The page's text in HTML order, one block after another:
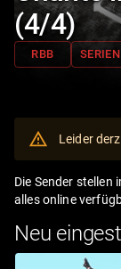
(4/4)
RBB SERIEN
Leider
Die Sender stellen
alles online
Neu